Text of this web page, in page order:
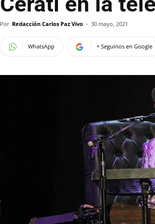
Por Redacción Carlos Paz Vivo - 30 mayo, 2021
WhatsApp + Seguinos en Google